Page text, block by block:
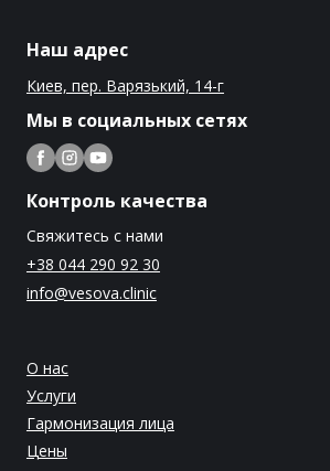
Наш адрес
Киев, пер. Варязький, 14-г
Мы в социальных сетях
Контроль качества
Свяжитесь с нами
+38 044 290 92 30
info@vesova.clinic
О нас
Услуги
Гармонизация лица
Цены